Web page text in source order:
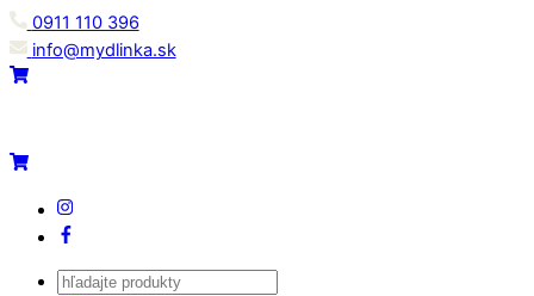
Skip
to
content
0911 110 396
info@mydlinka.sk
Menu
Cart
Cart
Products